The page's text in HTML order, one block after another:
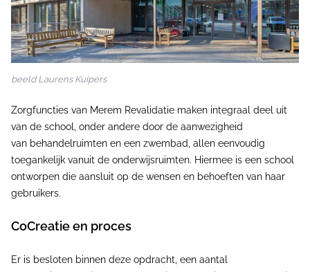
beeld Laurens Kuipers
Zorgfuncties van Merem Revalidatie maken integraal deel uit
van de school, onder andere door de aanwezigheid
van behandelruimten en een zwembad, allen eenvoudig
toegankelijk vanuit de onderwijsruimten. Hiermee is een school
ontworpen die aansluit op de wensen en behoeften van haar
gebruikers.
CoCreatie en proces
Er is besloten binnen deze opdracht, een aantal